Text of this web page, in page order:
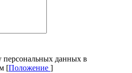
персональных данных в
[Положение ]